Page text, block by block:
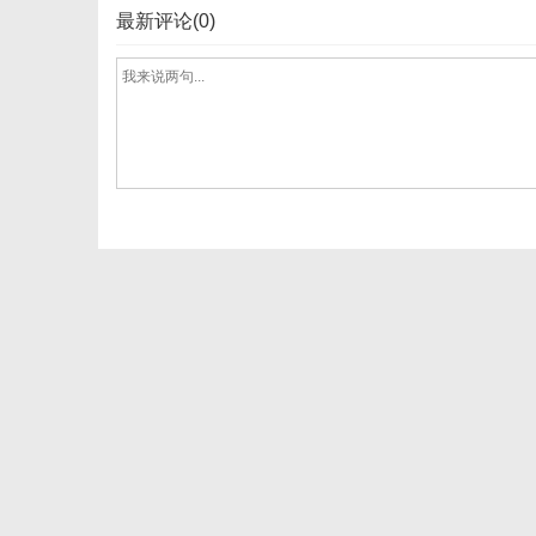
最新评论(0)